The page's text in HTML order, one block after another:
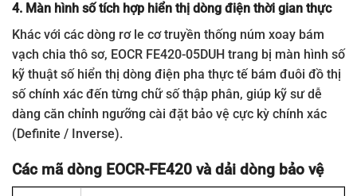
4. Màn hình số tích hợp hiển thị dòng điện thời gian thực
Khác với các dòng rơ le cơ truyền thống núm xoay bám
vạch chia thô sơ, EOCR FE420-05DUH trang bị màn hình số
kỹ thuật số hiển thị dòng điện pha thực tế bám đuôi đồ thị
số chính xác đến từng chữ số thập phân, giúp kỹ sư dễ
dàng căn chỉnh ngưỡng cài đặt bảo vệ cực kỳ chính xác
(Definite / Inverse).
Các mã dòng EOCR-FE420 và dải dòng bảo vệ